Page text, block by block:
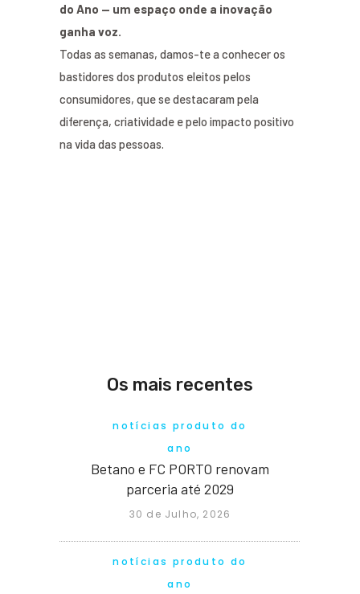
do Ano — um espaço onde a inovação
ganha voz.
Todas as semanas, damos-te a conhecer os
bastidores dos produtos eleitos pelos
consumidores, que se destacaram pela
diferença, criatividade e pelo impacto positivo
na vida das pessoas.
Os mais recentes
notícias produto do
ano
Betano e FC PORTO renovam
parceria até 2029
30 de Julho, 2026
notícias produto do
ano